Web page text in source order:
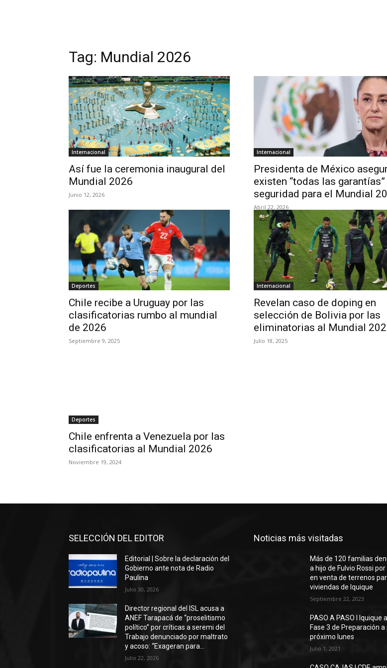
Tag: Mundial 2026
Internacional
Así fue la ceremonia inaugural del
Mundial 2026
Junio 12, 2026
Internacional
Presidenta de México
existen “todas las garantías”
seguridad para el Mundial
Abril 22, 2026
Deportes
Chile recibe a Uruguay por las
clasificatorias rumbo al mundial
de 2026
Septiembre 9, 2025
Internacional
Revelan caso de doping en
selección de Bolivia por las
eliminatorias al Mundial
Julio 18, 2025
Deportes
Chile enfrenta a Venezuela por las
clasificatorias al Mundial 2026
Noviembre 19, 2024
SELECCIÓN DEL EDITOR
Editorial | Sobre la declaración del
Gobierno ante nota de Radio
Paulina
Julio 30, 2026
Director regional del ISL acusa a
ANEF Tarapacá de “proselitismo
político” por críticas a seremi del
Trabajo denunciado por maltrato
y acoso: “Exageran para...
Julio 22, 2026
Noticias más visitadas
Más de 120 familias
a hijo de Fulvio Rossi
en venta de terrenos
viviendas de Iquique
Septiembre 22, 2023
PASO A PASO I Iquique
Fase 3 de Preparación a
próximo lunes
Julio 1, 2021